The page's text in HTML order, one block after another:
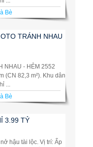
Bè
TRÁNH NHAU
NHAU - HẺM 2552
(CN 82,3 m²). Khu dân
...
Bè
3.99 TỶ
hậu tài lộc. Vị trí: Ấp